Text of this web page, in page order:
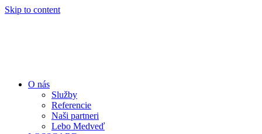
Skip to content
O nás
Služby
Referencie
Naši partneri
Lebo Medveď